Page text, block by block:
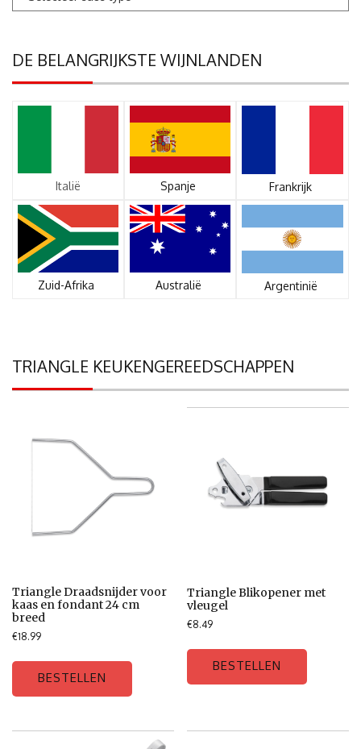
DE BELANGRIJKSTE WIJNLANDEN
Italië Spanje Frankrijk
Zuid-Afrika Australië Argentinië
TRIANGLE KEUKENGEREEDSCHAPPEN
Triangle Draadsnijder voor
kaas en fondant 24 cm
breed
€18.99
BESTELLEN
Triangle Blikopener met
vleugel
€8.49
BESTELLEN